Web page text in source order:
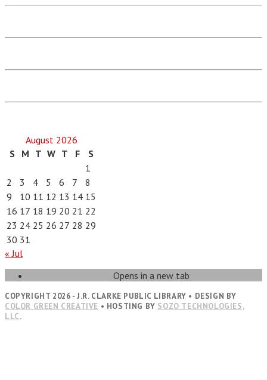
August 2026
S
M T W T F
S
1
2
3 4 5 6 7
8
9
10 11 12 13 14 15
16 17 18 19 20 21 22
23 24 25 26 27 28 29
30 31
« Jul
Opens in a new tab
COPYRIGHT 2026 - J.R. CLARKE PUBLIC LIBRARY • DESIGN BY
COLOR GREEN CREATIVE • HOSTING BY SOZO TECHNOLOGIES,
LLC.